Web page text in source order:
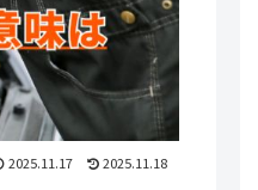
2025.11.17 2025.11.18